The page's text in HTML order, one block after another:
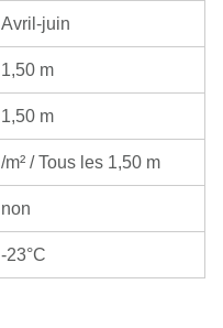
Avril-juin
1,50 m
1,50 m
/m² / Tous les 1,50 m
non
-23°C